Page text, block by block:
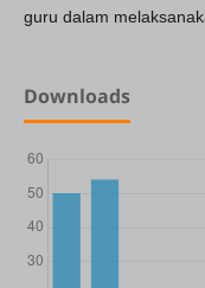
guru dalam
Downloads